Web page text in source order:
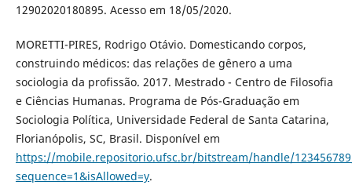
12902020180895. Acesso em 18/05/2020.
MORETTI-PIRES, Rodrigo Otávio. Domesticando corpos,
construindo médicos: das relações de gênero a uma
sociologia da profissão. 2017. Mestrado - Centro de Filosofia
e Ciências Humanas. Programa de Pós-Graduação em
Sociologia Política, Universidade Federal de Santa Catarina,
Florianópolis, SC, Brasil. Disponível em
https://mobile.repositorio.ufsc.br/bitstream/handle/
sequence=1&isAllowed=y.